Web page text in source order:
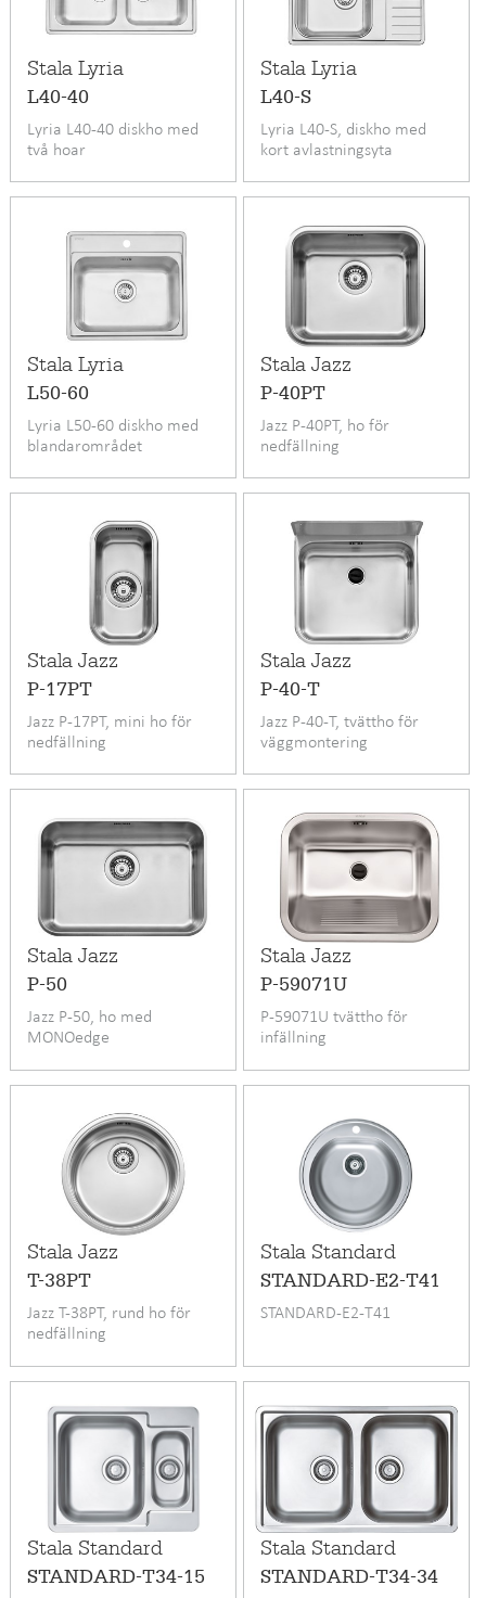
Stala Lyria
L40-40
Lyria L40-40 diskho med
två hoar
Stala Lyria
L40-S
Lyria L40-S, diskho med
kort avlastningsyta
Stala Lyria
L50-60
Lyria L50-60 diskho med
blandarområdet
Stala Jazz
P-40PT
Jazz P-40PT, ho för
nedfällning
Stala Jazz
P-17PT
Jazz P-17PT, mini ho för
nedfällning
Stala Jazz
P-40-T
Jazz P-40-T, tvättho för
väggmontering
Stala Jazz
P-50
Jazz P-50, ho med
MONOedge
Stala Jazz
P-59071U
P-59071U tvättho för
infällning
Stala Jazz
T-38PT
Jazz T-38PT, rund ho för
nedfällning
Stala Standard
STANDARD-E2-T41
STANDARD-E2-T41
Stala Standard
STANDARD-T34-15
Stala Standard
STANDARD-T34-34